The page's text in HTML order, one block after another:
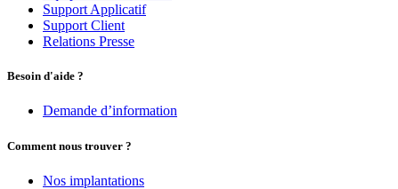
Support Applicatif
Support Client
Relations Presse
Besoin d'aide ?
Demande d’information
Comment nous trouver ?
Nos implantations